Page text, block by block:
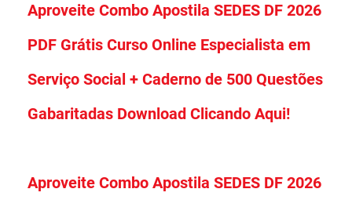
Aproveite Combo Apostila SEDES DF 2026
PDF Grátis Curso Online Especialista em
Serviço Social + Caderno de 500 Questões
Gabaritadas Download Clicando Aqui!
Aproveite Combo Apostila SEDES DF 2026